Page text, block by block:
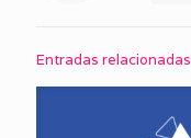
Entradas relacionadas